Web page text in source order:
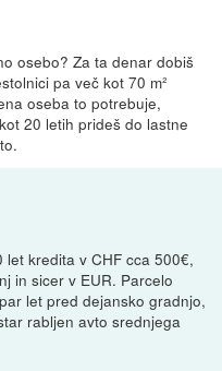
osebo? Za ta denar dobiš
pa več kot 70 m²
oseba to potrebuje,
20 letih prideš do lastne
kredita v CHF cca 500€,
in sicer v EUR. Parcelo
let pred dejansko gradnjo,
rabljen avto srednjega